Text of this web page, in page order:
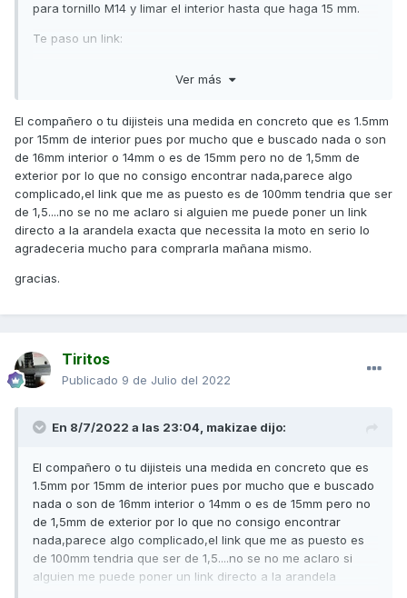
para tornillo M14 y limar el interior hasta que haga 15 mm.
Te paso un link:
152-mm-espesor-100mm-tipo-de-normal-pack-de-
El traqueteo al ralentí seguro que también se corrige.
Saludos
Ver más
El compañero o tu dijisteis una medida en concreto que es 1.5mm
por 15mm de interior pues por mucho que e buscado nada o son
de 16mm interior o 14mm o es de 15mm pero no de 1,5mm de
exterior por lo que no consigo encontrar nada,parece algo
complicado,el link que me as puesto es de 100mm tendria que ser
de 1,5....no se no me aclaro si alguien me puede poner un link
directo a la arandela exacta que necessita la moto en serio lo
agradeceria mucho para comprarla mañana mismo.
gracias.
Tiritos
Publicado 9 de Julio del 2022
En 8/7/2022 a las 23:04, makizae dijo:
El compañero o tu dijisteis una medida en concreto que es
1.5mm por 15mm de interior pues por mucho que e buscado
nada o son de 16mm interior o 14mm o es de 15mm pero no
de 1,5mm de exterior por lo que no consigo encontrar
nada,parece algo complicado,el link que me as puesto es
de 100mm tendria que ser de 1,5....no se no me aclaro si
alguien me puede poner un link directo a la arandela